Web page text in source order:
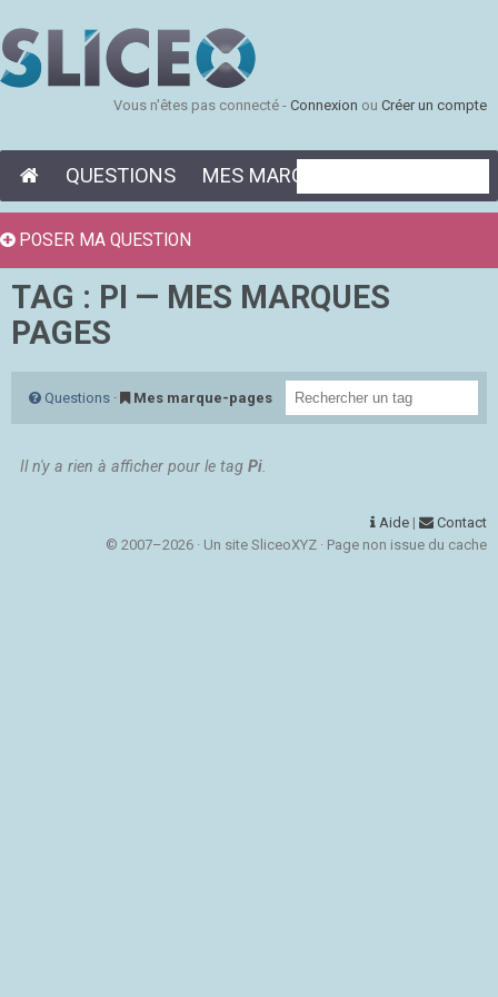
Vous n'êtes pas connecté - Connexion ou Créer un compte
QUESTIONS MES MARQUE-PAGES
TAG : PI — MES MARQUES
PAGES
Questions · Mes marque-pages
Il n'y a rien à afficher pour le tag Pi
POSER MA QUESTION
Aide |
Contact
© 2007–2026 · Un site SliceoXYZ · Page non issue du cache